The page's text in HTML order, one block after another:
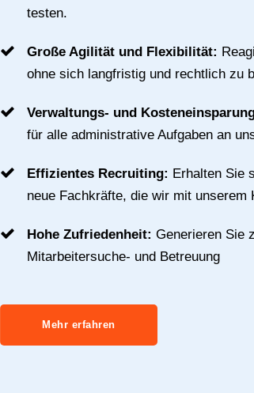
testen.
Große Agilität und Flexibilität:
ohne sich langfristig und rechtlich zu
Verwaltungs- und
für alle administrative Aufgaben an
Effizientes Recruiting: Erhalten Sie
neue Fachkräfte, die wir mit unserem
Hohe Zufriedenheit: Generieren Sie
Mitarbeitersuche- und Betreuung
Mehr erfahren